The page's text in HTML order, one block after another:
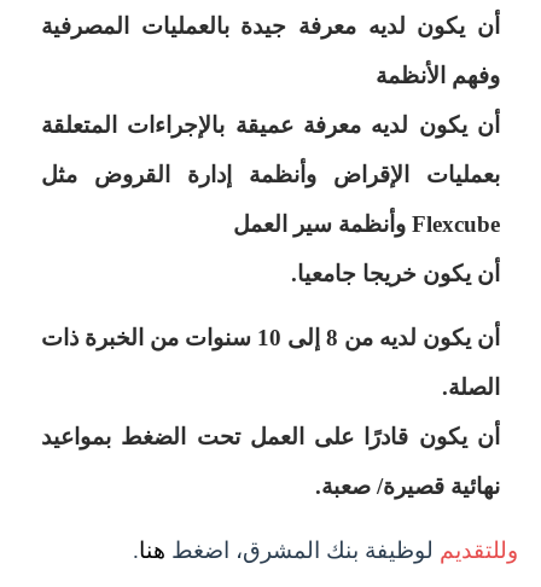
أن يكون لديه معرفة جيدة بالعمليات المصرفية
وفهم الأنظمة
أن يكون لديه معرفة عميقة بالإجراءات المتعلقة
بعمليات الإقراض وأنظمة إدارة القروض مثل
Flexcube وأنظمة سير العمل
أن يكون خريجا جامعيا.
أن يكون لديه من 8 إلى 10 سنوات من الخبرة ذات
الصلة.
أن يكون قادرًا على العمل تحت الضغط بمواعيد
نهائية قصيرة/ صعبة.
وللتقديم لوظيفة بنك المشرق، اضغط هنا.